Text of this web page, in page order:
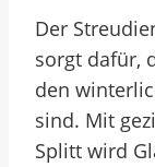
Der
sorgt dafür,
den
sind. Mit
Splitt wird